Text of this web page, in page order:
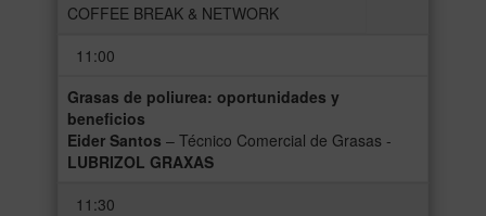
COFFEE BREAK & NETWORK
11:00
Grasas de poliurea: oportunidades y
beneficios
Eider Santos – Técnico Comercial de Grasas -
LUBRIZOL GRAXAS
11:30